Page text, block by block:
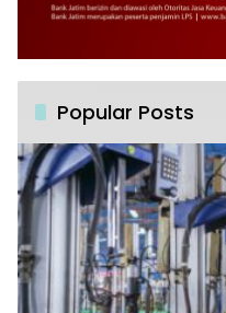
Popular Posts